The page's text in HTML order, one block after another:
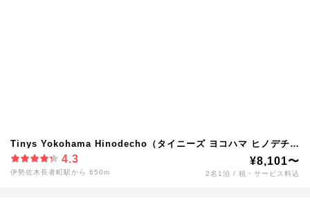
Tinys Yokohama Hinodecho（タイニーズ ヨコハマ ヒノデチョ
ウ）
4.3
伊勢佐木長者町駅から 650m
¥8,101〜
2名1泊 / 税・サービス料込